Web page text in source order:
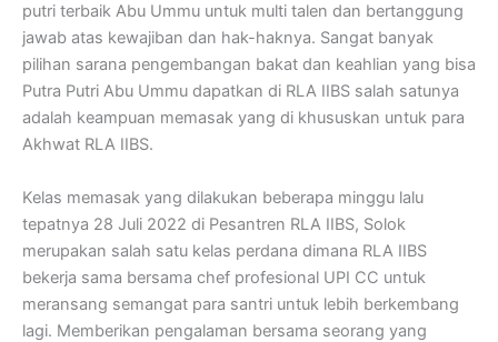
putri terbaik Abu Ummu untuk multi talen dan bertanggung
jawab atas kewajiban dan hak-haknya. Sangat banyak
pilihan sarana pengembangan bakat dan keahlian yang bisa
Putra Putri Abu Ummu dapatkan di RLA IIBS salah satunya
adalah keampuan memasak yang di khususkan untuk para
Akhwat RLA IIBS.
Kelas memasak yang dilakukan beberapa minggu lalu
tepatnya 28 Juli 2022 di Pesantren RLA IIBS, Solok
merupakan salah satu kelas perdana dimana RLA IIBS
bekerja sama bersama chef profesional UPI CC untuk
meransang semangat para santri untuk lebih berkembang
lagi. Memberikan pengalaman bersama seorang yang